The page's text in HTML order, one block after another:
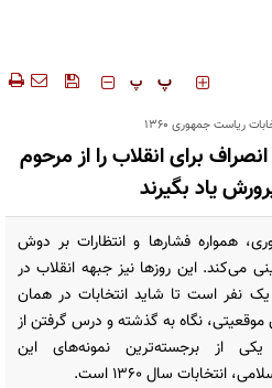
‍‍‍ پ پ
ریاست جمهوری ۱۳۶۰
برای انقلاب را از مرحوم
یاد بگیرند
همواره فشارها و انتظارات بر دوش
می‌کند. این روزها نیز جبهه انقلاب در
نفر است تا شاید انتخابات در همان
نگاه به گذشته و درس گرفتن از
یکی از برجسته‌ترین نمونه‌های این
سال ۱۳۶۰ است.